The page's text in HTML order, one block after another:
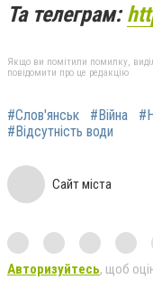
Та телеграм:
Якщо ви помітили помилку,
повідомити про це редакцію
#Слов'янськ #Війна
#Відсутність води
Сайт міста
Авторизуйтесь, щоб